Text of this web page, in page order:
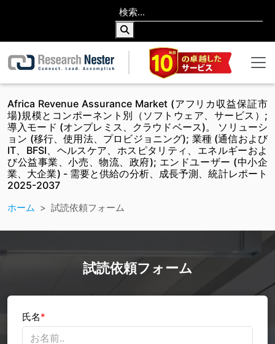
Africa Revenue Assurance Market (アフリカ収益保証市
場)規模とコンポーネント別（ソフトウェア、サービス）;
導入モード (オンプレミス、クラウドベース)。 ソリューシ
ョン (移行、使用法、プロビジョニング); 業種 (通信および
IT、BFSI、ヘルスケア、ホスピタリティ、エネルギーおよ
び公益事業、小売、物流、政府); エンドユーザー (中小企
業、大企業) - 需要と供給の分析、成長予測、統計レポート
2025-2037
ホーム 試読依頼フォーム
試読依頼フォーム
氏名*